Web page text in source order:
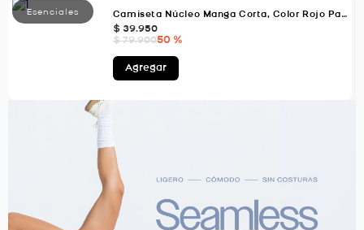
Camiseta Núcleo Manga Corta, Color Rojo Para Hombre
$ 39.950
$ 79.90050 %
Agregar